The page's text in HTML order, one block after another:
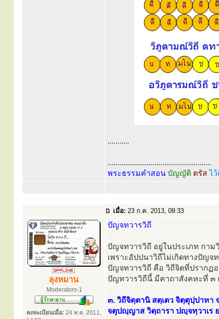
...........
.....................................................
พระธรรมคำสอน บัญญัติ ตรัสไ
เมื่อ: 23 ก.ค. 2013, 09:33
ลุงหมาน
Moderators-1
ลงทะเบียนเมื่อ: 24 พ.ค. 2011,
ปัญจทวารวิถี
ปัญจทวารวิถี อยู่ในประเภท กาม
เพราะอัปปนาวิถีไม่เกิดทางปัญจท
ปัญจทวารวิถี คือ วิถีจิตที่ปรากฏ
ปัญทวารวิถีนี้ มีคาถาสังคหะที่ ๓
๓. วิถีจิตฺตานิ สตฺเตว จิตฺตุปฺปาทา
จตุปญฺญาส วิตฺถารา ปญฺจทฺวาเร